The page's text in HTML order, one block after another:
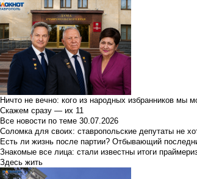
Ничто не вечно: кого из народных избранников мы
Скажем сразу — их 11
Все новости по теме 30.07.2026
Соломка для своих: ставропольские депутаты не
Есть ли жизнь после партии? Отбывающий
Знакомые все лица: стали известны итоги
Здесь жить